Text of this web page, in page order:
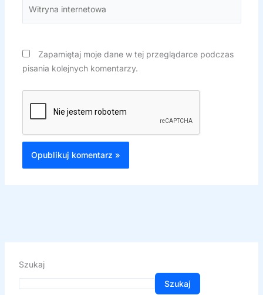
internetowa
Zapamiętaj moje dane w tej przeglądarce podczas
pisania kolejnych komentarzy.
Szukaj
Szukaj